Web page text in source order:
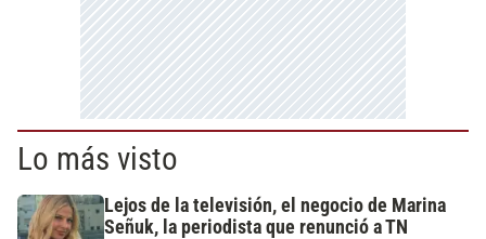
Lo más visto
Lejos de la televisión, el negocio de Marina
Señuk, la periodista que renunció a TN